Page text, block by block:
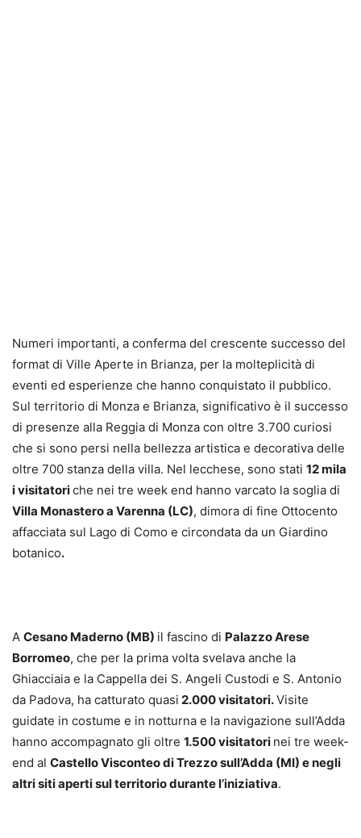
Numeri importanti, a conferma del crescente successo del
format di Ville Aperte in Brianza, per la molteplicità di
eventi ed esperienze che hanno conquistato il pubblico.
Sul territorio di Monza e Brianza, significativo è il successo
di presenze alla Reggia di Monza con oltre 3.700 curiosi
che si sono persi nella bellezza artistica e decorativa delle
oltre 700 stanza della villa. Nel lecchese, sono stati 12 mila
i visitatoriche nei tre week end hanno varcato la soglia di
Villa Monastero a Varenna (LC), dimora di fine Ottocento
affacciata sul Lago di Como e circondata da un Giardino
botanico.
A Cesano Maderno (MB) il fascino di Palazzo Arese
Borromeo, che per la prima volta svelava anche la
Ghiacciaia e la Cappella dei S. Angeli Custodi e S. Antonio
da Padova, ha catturato quasi 2.000 visitatori.Visite
guidate in costume e in notturna e la navigazione sull’Adda
hanno accompagnato gli oltre 1.500 visitatori nei tre week-
end al Castello Visconteo di Trezzo sull’Adda (MI) e negli
altri siti aperti sul territorio durante l’iniziativa.